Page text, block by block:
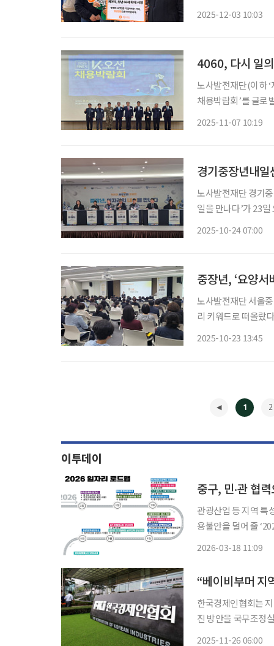
2025-12-03 10:03
4060, 다시 일
노사발전재단(이하
채용박람회’를 글로벌
2025-11-07 10:19
경기중장년내일
노사발전재단 경기
일을 만나다’가 23
2025-10-24 07:00
중장년, ‘요양서
노사발전재단 서울
리 키워드로 떠올랐
2025-10-23 13:45
1 2
이투데이
관광산업 등 지역 특성 살린 일자리 협
용불안을 덜어 줄
2026-03-18 11:09
“베이비부머 지
한국경제인협회는
진 방안을 국무조정실 등 정부에
2025-11-26 06:00